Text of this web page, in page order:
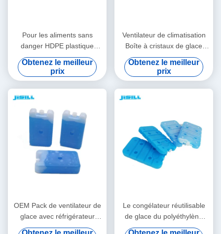
Pour les aliments sans
danger HDPE plastique
réutilisable refroidisseur d'air
Ice Pack Pour les
ventilateurs Pour les
aliments surgelés
Obtenez le meilleur
prix
Ventilateur de climatisation
Boîte à cristaux de glace
Flocon de neige Brique de
glace Refroidissement d'été
Obtenez le meilleur
prix
OEM Pack de ventilateur de
glace avec réfrigérateur
d'isolation Boîte / sac pour le
Le congélateur réutilisable
de glace du polyéthylène
350Ml emballe avec X12 de